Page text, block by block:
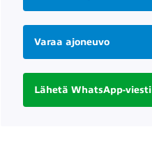
Varaa ajoneuvo
Lähetä WhatsApp-viesti